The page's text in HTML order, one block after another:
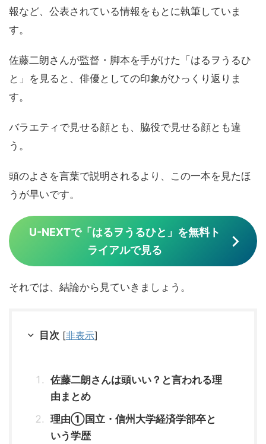
報など、公表されている情報をもとに執筆していま
す。
佐藤二朗さんが監督・脚本を手がけた「はるヲうるひ
と」を見ると、俳優としての印象がひっくり返りま
す。
バラエティで見せる顔とも、脇役で見せる顔とも違
う。
頭のよさを言葉で説明されるより、この一本を見たほ
うが早いです。
U-NEXTで「はるヲうるひと」を無料ト
ライアルで見る
それでは、結論から見ていきましょう。
目次 [非表示]
佐藤二朗さんは頭いい？と言われる理
由まとめ
理由①国立・信州大学経済学部卒と
いう学歴